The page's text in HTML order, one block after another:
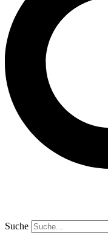
Suche